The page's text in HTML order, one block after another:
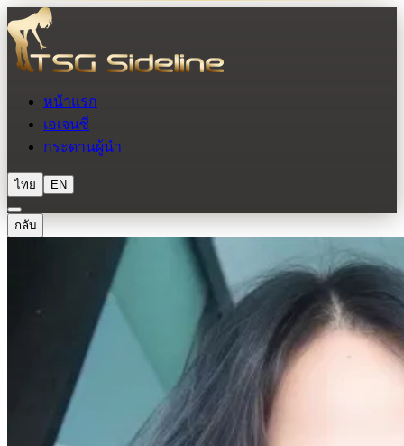
หน้าแรก
เอเจนซี่
กระดานผู้นำ
ไทย EN
กลับ